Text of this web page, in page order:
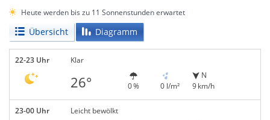
Heute werden bis zu 11 Sonnenstunden erwartet
Übersicht Diagramm
22-23 Uhr Klar
26° 0 % 0 l/m²
N
9 km/h
23-00 Uhr Leicht bewölkt